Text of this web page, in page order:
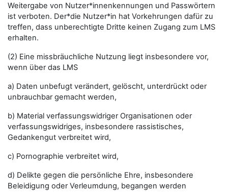
Weitergabe von Nutzer*innenkennungen und Passwörtern
ist verboten. Der*die Nutzer*in hat Vorkehrungen dafür zu
treffen, dass unberechtigte Dritte keinen Zugang zum LMS
erhalten.
(2) Eine missbräuchliche Nutzung liegt insbesondere vor,
wenn über das LMS
a) Daten unbefugt verändert, gelöscht, unterdrückt oder
unbrauchbar gemacht werden,
b) Material verfassungswidriger Organisationen oder
verfassungswidriges, insbesondere rassistisches,
Gedankengut verbreitet wird,
c) Pornographie verbreitet wird,
d) Delikte gegen die persönliche Ehre, insbesondere
Beleidigung oder Verleumdung, begangen werden